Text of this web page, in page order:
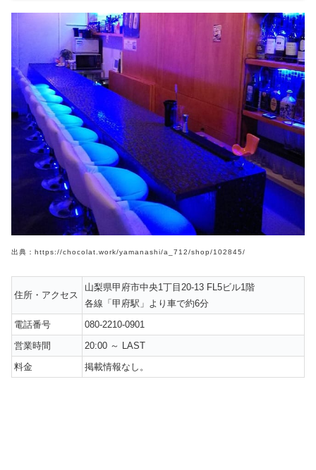
出典：https://chocolat.work/yamanashi/a_712/shop/102845/
住所・アクセス
山梨県甲府市中央1丁目20-13 FL5ビル1階
各線「甲府駅」より車で約6分
電話番号
080-2210-0901
営業時間
20:00 ～ LAST
料金
掲載情報なし。